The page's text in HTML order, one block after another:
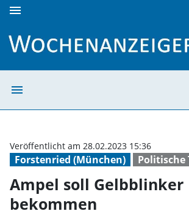
menu
menu
Forstenried (München) Politische
Veröffentlicht am 28.02.2023 15:36
Ampel soll Gelbblinker
bekommen